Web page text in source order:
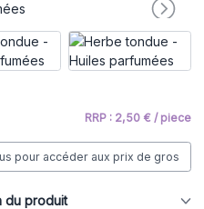
RRP : 2,50 € / piece
pour accéder aux prix de gros
du produit